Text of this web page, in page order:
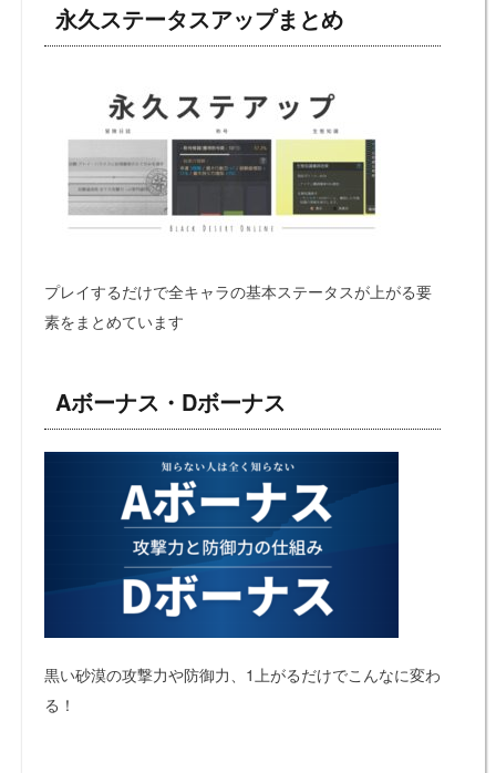
永久ステータスアップまとめ
プレイするだけで全キャラの基本ステータスが上がる要
素をまとめています
Aボーナス・Dボーナス
黒い砂漠の攻撃力や防御力、1上がるだけでこんなに変わ
る！